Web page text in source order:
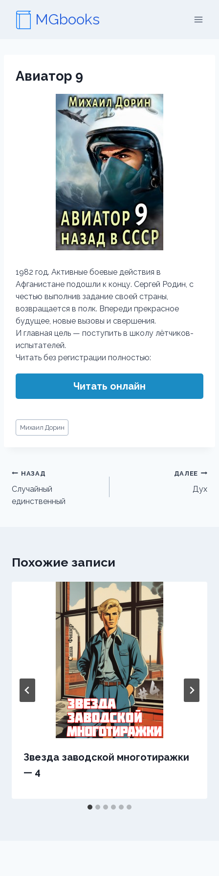
содержимому
MGbooks
Авиатор 9
1982 год. Активные боевые действия в
Афганистане подошли к концу. Сергей Родин, с
честью выполнив задание своей страны,
возвращается в полк. Впереди прекрасное
будущее, новые вызовы и свершения.
И главная цель — поступить в школу лётчиков-
испытателей.
Читать без регистрации полностью:
Читать онлайн
Метки
записи:
Михаил Дорин
Навигация
по
записям
НАЗАД
Случайный
единственный
ДАЛЕЕ
Дух
Похожие записи
Звезда заводской многотиражки
— 4